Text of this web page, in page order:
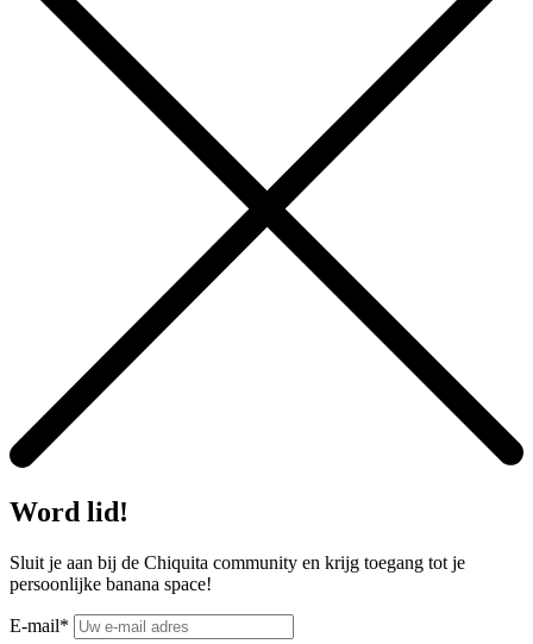
Word lid!
Sluit je aan bij de Chiquita community en krijg toegang tot je
persoonlijke banana space!
E-mail*